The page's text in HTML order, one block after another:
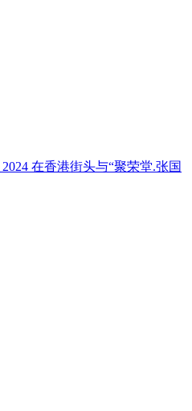
2024 在香港街头与“聚荣堂.张国